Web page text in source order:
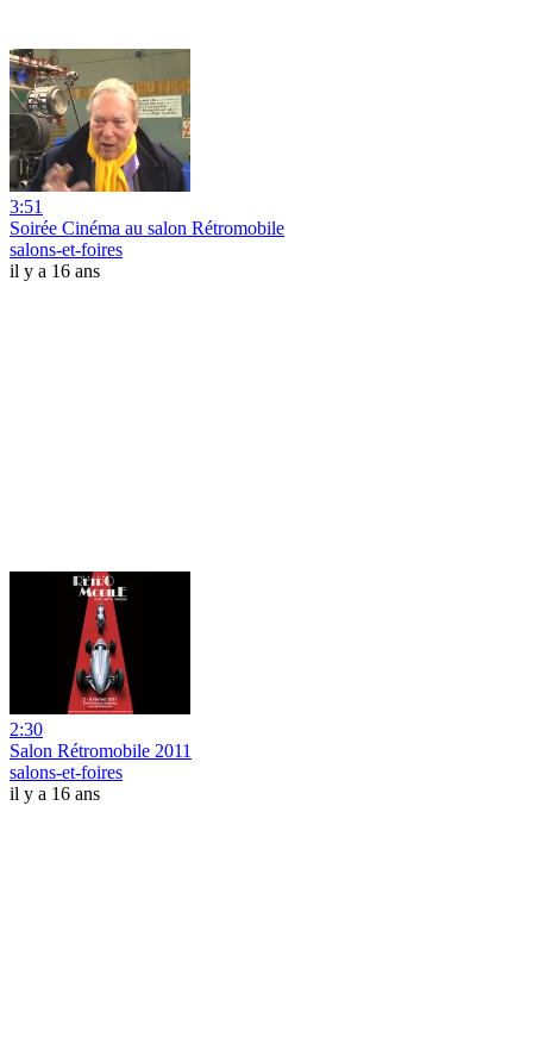
3:51
Soirée Cinéma au salon Rétromobile
salons-et-foires
il y a 16 ans
2:30
Salon Rétromobile 2011
salons-et-foires
il y a 16 ans